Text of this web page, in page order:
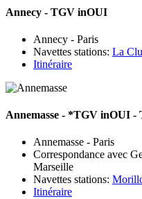
Annecy - TGV inOUI
Annecy - Paris
Navettes stations: La
Itinéraire
Annemasse - *TGV inOUI -
Annemasse - Paris
Correspondance avec
Marseille
Navettes stations:
Itinéraire